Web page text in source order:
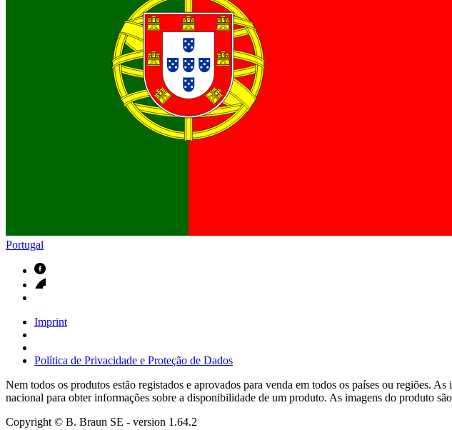
Portugal
Imprint
Política de Privacidade e Proteção de Dados
Nem todos os produtos estão registados e aprovados para venda em todos os países ou regiões.
nacional para obter informações sobre a disponibilidade de um produto. As imagens do produto
Copyright © B. Braun SE - version 1.64.2